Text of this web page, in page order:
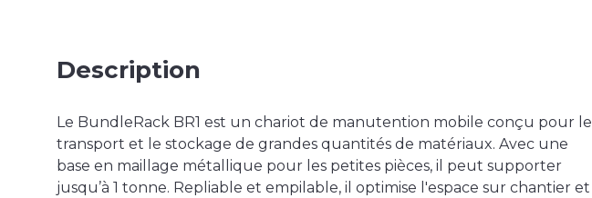
Description
Le BundleRack BR1 est un chariot de manutention mobile conçu pour le
transport et le stockage de grandes quantités de matériaux. Avec une
base en maillage métallique pour les petites pièces, il peut supporter
jusqu’à 1 tonne. Repliable et empilable, il optimise l'espace sur chantier et